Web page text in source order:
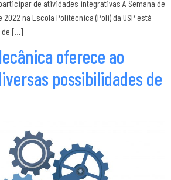
de atividades integrativas A Semana de
na Escola Politécnica (Poli) da USP está
de […]
oferece ao
possibilidades de